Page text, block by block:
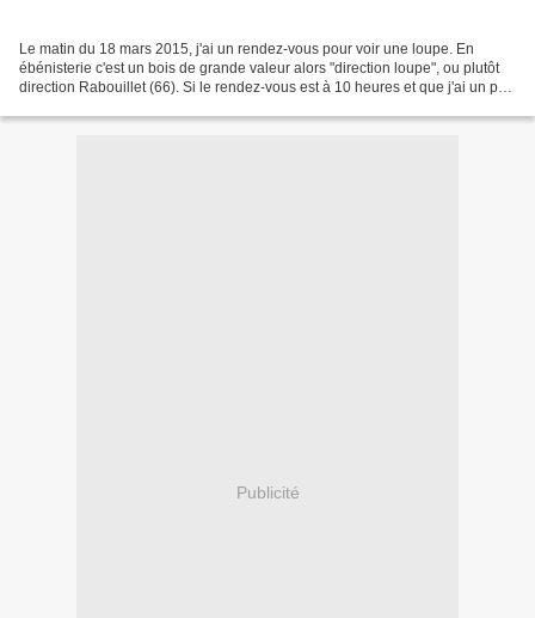
Le matin du 18 mars 2015, j'ai un rendez-vous pour voir une loupe. En
ébénisterie c'est un bois de grande valeur alors "direction loupe", ou plutôt
direction Rabouillet (66). Si le rendez-vous est à 10 heures et que j'ai un peu
Publicité